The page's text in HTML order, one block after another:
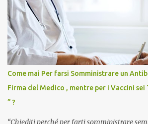
Come mai Per farsi Somministrare un
Firma del Medico , mentre per i Vaccini sei
” ?
“Chiediti perché per farti somministrare